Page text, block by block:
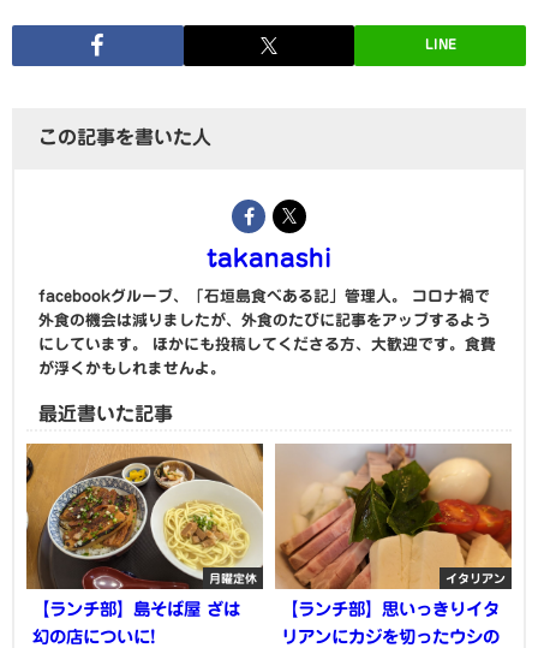
LINE
この記事を書いた人
takanashi
facebookグループ、「石垣島食べある記」管理人。 コロナ禍で
外食の機会は減りましたが、外食のたびに記事をアップするよう
にしています。 ほかにも投稿してくださる方、大歓迎です。食費
が浮くかもしれませんよ。
最近書いた記事
月曜定休
【ランチ部】島そば屋 ざは
幻の店についに!
イタリアン
【ランチ部】思いっきりイタ
リアンにカジを切ったウシの